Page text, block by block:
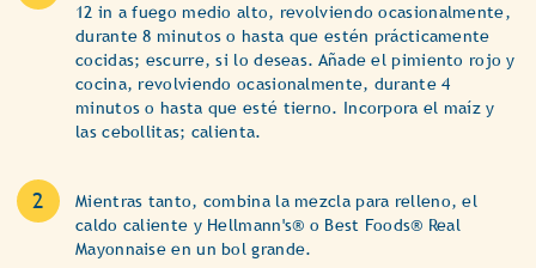
12 in a fuego medio alto, revolviendo ocasionalmente,
durante 8 minutos o hasta que estén prácticamente
cocidas; escurre, si lo deseas. Añade el pimiento rojo y
cocina, revolviendo ocasionalmente, durante 4
minutos o hasta que esté tierno. Incorpora el maíz y
las cebollitas; calienta.
Mientras tanto, combina la mezcla para relleno, el
caldo caliente y Hellmann's® o Best Foods® Real
Mayonnaise en un bol grande.